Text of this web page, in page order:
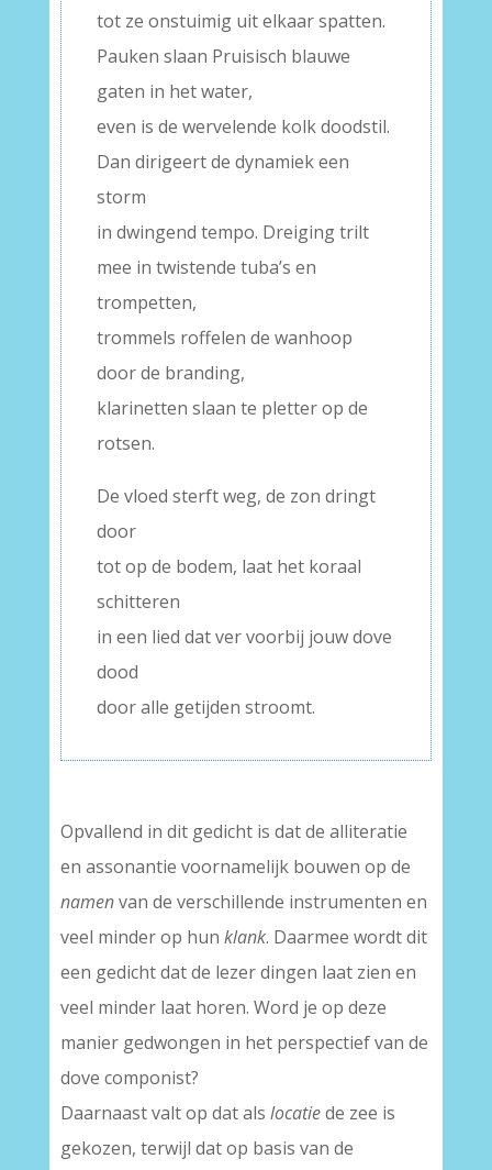
tot ze onstuimig uit elkaar spatten.
Pauken slaan Pruisisch blauwe
gaten in het water,
even is de wervelende kolk doodstil.
Dan dirigeert de dynamiek een
storm
in dwingend tempo. Dreiging trilt
mee in twistende tuba’s en
trompetten,
trommels roffelen de wanhoop
door de branding,
klarinetten slaan te pletter op de
rotsen.
De vloed sterft weg, de zon dringt
door
tot op de bodem, laat het koraal
schitteren
in een lied dat ver voorbij jouw dove
dood
door alle getijden stroomt.
Opvallend in dit gedicht is dat de alliteratie
en assonantie voornamelijk bouwen op de
namenvan de verschillende instrumenten en
veel minder op hun klank. Daarmee wordt dit
een gedicht dat de lezer dingen laat zien en
veel minder laat horen. Word je op deze
manier gedwongen in het perspectief van de
dove componist?
Daarnaast valt op dat als locatiede zee is
gekozen, terwijl dat op basis van de